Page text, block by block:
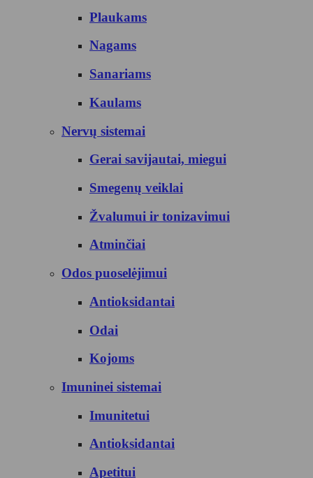
Plaukams
Nagams
Sanariams
Kaulams
Nervų sistemai
Gerai savijautai, miegui
Smegenų veiklai
Žvalumui ir tonizavimui
Atminčiai
Odos puoselėjimui
Antioksidantai
Odai
Kojoms
Imuninei sistemai
Imunitetui
Antioksidantai
Apetitui